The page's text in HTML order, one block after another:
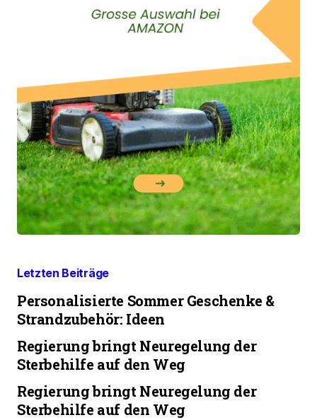
Letzten Beiträge
Personalisierte Sommer Geschenke &
Strandzubehör: Ideen
Regierung bringt Neuregelung der
Sterbehilfe auf den Weg
Regierung bringt Neuregelung der
Sterbehilfe auf den Weg